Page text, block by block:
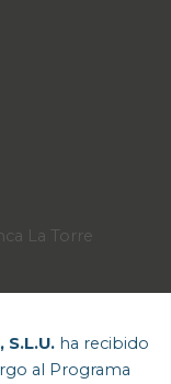
S.L.U. ha recibido
al Programa